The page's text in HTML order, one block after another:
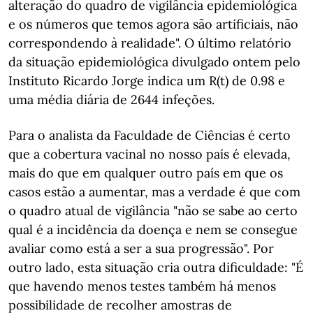
alteração do quadro de vigilância epidemiológica
e os números que temos agora são artificiais, não
correspondendo à realidade". O último relatório
da situação epidemiológica divulgado ontem pelo
Instituto Ricardo Jorge indica um R(t) de 0.98 e
uma média diária de 2644 infeções.
Para o analista da Faculdade de Ciências é certo
que a cobertura vacinal no nosso país é elevada,
mais do que em qualquer outro país em que os
casos estão a aumentar, mas a verdade é que com
o quadro atual de vigilância "não se sabe ao certo
qual é a incidência da doença e nem se consegue
avaliar como está a ser a sua progressão". Por
outro lado, esta situação cria outra dificuldade: "É
que havendo menos testes também há menos
possibilidade de recolher amostras de